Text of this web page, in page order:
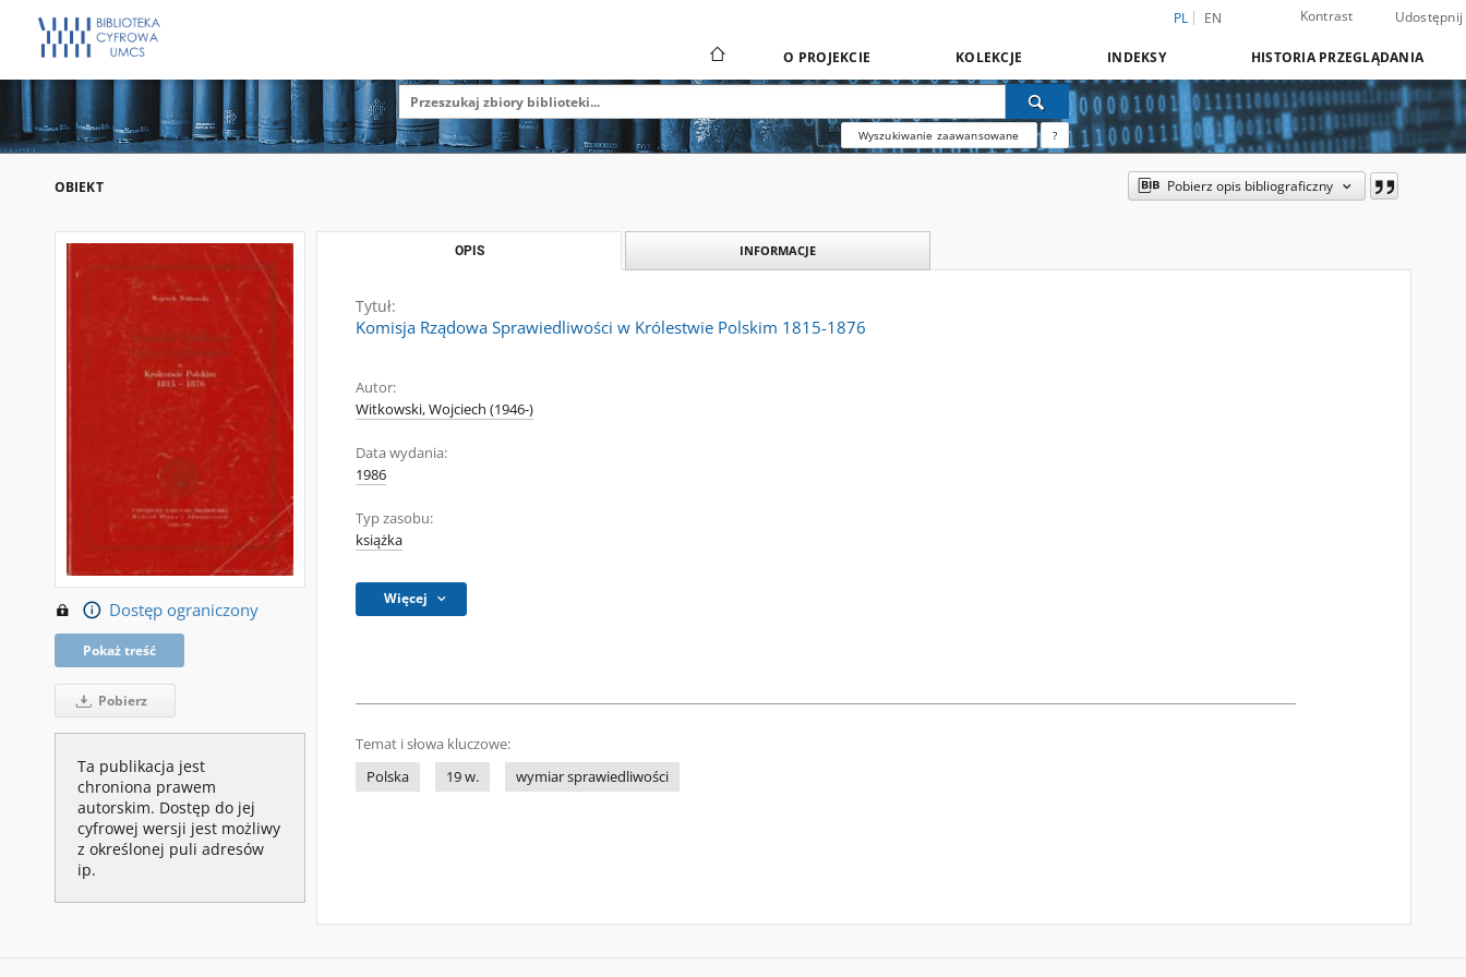
PL EN Kontrast Udostępnij
O PROJEKCIE KOLEKCJE INDEKSY HISTORIA PRZEGLĄDANIA
Wyszukiwanie zaawansowane ?
OBIEKT Pobierz opis bibliograficzny
Dostęp ograniczony
Pokaż treść
Pobierz
Ta publikacja jest
chroniona prawem
autorskim. Dostęp do jej
cyfrowej wersji jest możliwy
z określonej puli adresów
ip.
OPIS INFORMACJE
Tytuł:
Komisja Rządowa Sprawiedliwości w Królestwie Polskim 1815-1876
Autor:
Witkowski, Wojciech (1946-)
Data wydania:
1986
Typ zasobu:
książka
Więcej
Temat i słowa kluczowe:
Polska
19 w. wymiar sprawiedliwości